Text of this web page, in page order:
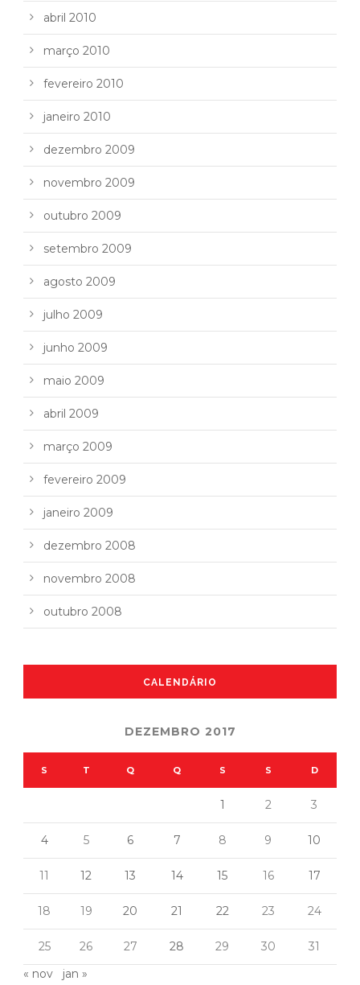
abril 2010
março 2010
fevereiro 2010
janeiro 2010
dezembro 2009
novembro 2009
outubro 2009
setembro 2009
agosto 2009
julho 2009
junho 2009
maio 2009
abril 2009
março 2009
fevereiro 2009
janeiro 2009
dezembro 2008
novembro 2008
outubro 2008
CALENDÁRIO
DEZEMBRO 2017
S T Q Q S S D
1 2 3
4 5 6 7 8 9 10
11 12 13 14 15 16 17
18 19 20 21 22 23 24
25 26 27 28 29 30
31
« nov
jan »